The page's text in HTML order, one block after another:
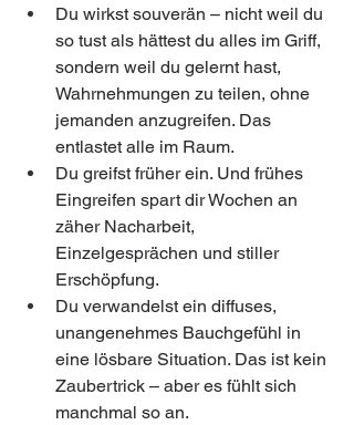
Du wirkst souverän – nicht weil du
so tust als hättest du alles im Griff,
sondern weil du gelernt hast,
Wahrnehmungen zu teilen, ohne
jemanden anzugreifen. Das
entlastet alle im Raum.
Du greifst früher ein. Und frühes
Eingreifen spart dir Wochen an
zäher Nacharbeit,
Einzelgesprächen und stiller
Erschöpfung.
Du verwandelst ein diffuses,
unangenehmes Bauchgefühl in
eine lösbare Situation. Das ist kein
Zaubertrick – aber es fühlt sich
manchmal so an.